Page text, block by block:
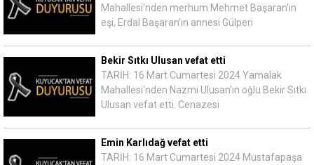
Mahallesi'nden merhum Mehmet Başaran'ın
eşi, Erdal Başaran'ın annesi Gülperi
Bekir Sıtkı Ulusan vefat etti
TARİH: 16 Mart Cumartesi 2024 Yamalak
Mahallesi'nden Nazmi Ulusan'ın oğlu Bekir Sıtkı
Ulusan vefat etti. Cenazesi
Emin Karlıdağ vefat etti
TARİH: 16 Mart Cumartesi 2024 Mustafapaşa